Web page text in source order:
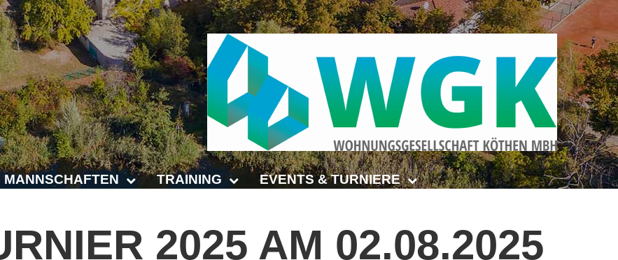
MANNSCHAFTEN
Punktspiele Wintersaison 2025/2026
TRAINING
Trainer
EVENTS & TURNIERE
4-Städte-Turnier
2025 AM 02.08.2025